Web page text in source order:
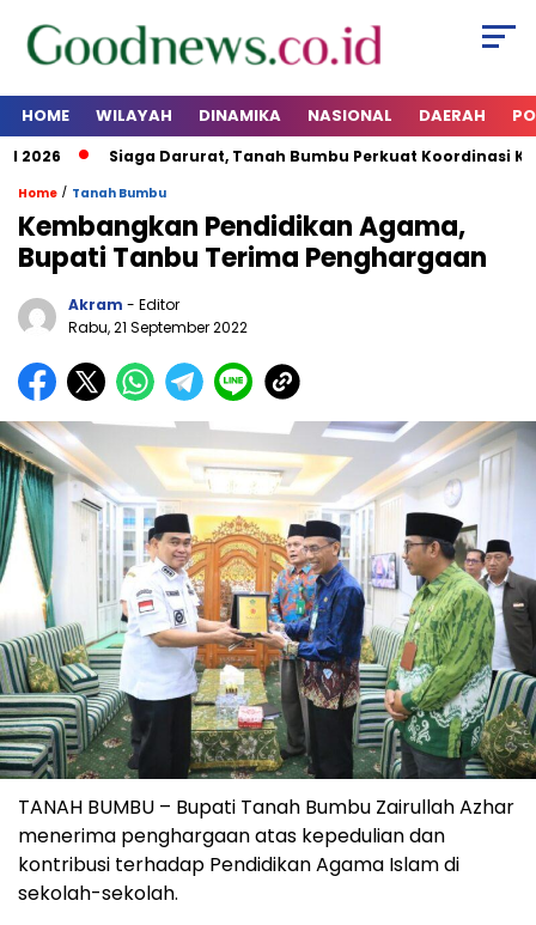
HOME WILAYAH DINAMIKA NASIONAL DAERAH
Siaga Darurat, Tanah Bumbu Perkuat Koordinasi
Home / Tanah Bumbu
Kembangkan Pendidikan Agama,
Bupati Tanbu Terima Penghargaan
Akram - Editor
Rabu, 21 September 2022
TANAH BUMBU – Bupati Tanah Bumbu Zairullah Azhar
menerima penghargaan atas kepedulian dan
kontribusi terhadap Pendidikan Agama Islam di
sekolah-sekolah.